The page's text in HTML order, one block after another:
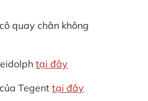
quay chân không
tại đây
Tegent tại đây